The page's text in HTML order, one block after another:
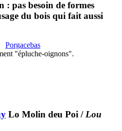
: pas besoin de formes
du bois qui fait aussi
Porgacebas
"épluche-oignons".
Lo Molin deu Poi / Lou